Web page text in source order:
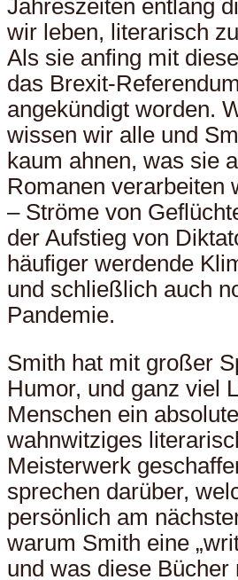
Jahreszeiten entlang
wir leben, literarisch
Als sie anfing mit
das Brexit-
angekündigt worden.
wissen wir alle und
kaum ahnen, was sie
Romanen verarbeiten
– Ströme von
der Aufstieg von
häufiger werdende
und schließlich auch
Pandemie.
Smith hat mit großer
Humor, und ganz viel
Menschen ein
wahnwitziges
Meisterwerk
sprechen darüber,
persönlich am
warum Smith eine
und was diese Bücher